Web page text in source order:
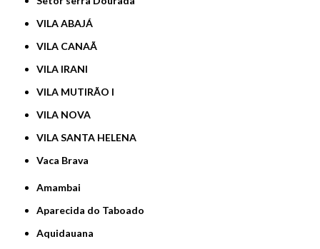
VILA ABAJÁ
VILA CANAÃ
VILA IRANI
VILA MUTIRÃO I
VILA NOVA
VILA SANTA HELENA
Vaca Brava
Amambai
Aparecida do Taboado
Aquidauana